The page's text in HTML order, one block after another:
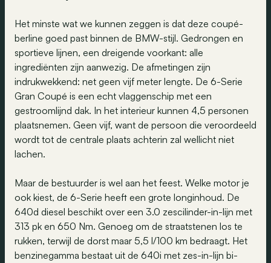
Het minste wat we kunnen zeggen is dat deze coupé-
berline goed past binnen de BMW-stijl. Gedrongen en
sportieve lijnen, een dreigende voorkant: alle
ingrediënten zijn aanwezig. De afmetingen zijn
indrukwekkend: net geen vijf meter lengte. De 6-Serie
Gran Coupé is een echt vlaggenschip met een
gestroomlijnd dak. In het interieur kunnen 4,5 personen
plaatsnemen. Geen vijf, want de persoon die veroordeeld
wordt tot de centrale plaats achterin zal wellicht niet
lachen.
Maar de bestuurder is wel aan het feest. Welke motor je
ook kiest, de 6-Serie heeft een grote longinhoud. De
640d diesel beschikt over een 3.0 zescilinder-in-lijn met
313 pk en 650 Nm. Genoeg om de straatstenen los te
rukken, terwijl de dorst maar 5,5 l/100 km bedraagt. Het
benzinegamma bestaat uit de 640i met zes-in-lijn bi-